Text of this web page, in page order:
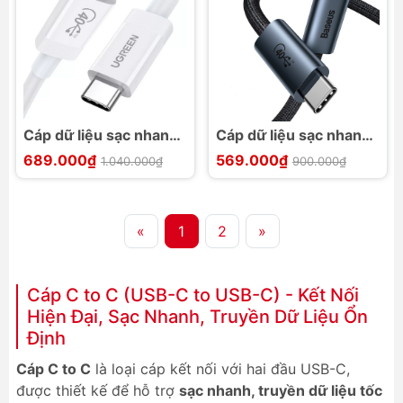
Cáp dữ liệu sạc nhanh
C to C Ugreen US506
USB4 40Gbps
689.000₫ 1.040.000₫
Cáp dữ liệu sạc nhanh
Baseus Flash Series
USB4 100W 40Gbps
569.000₫ 900.000₫
« 1 2 »
Cáp C to C (USB-C to USB-C) - Kết Nối
Hiện Đại, Sạc Nhanh, Truyền Dữ Liệu Ổn
Định
Cáp C to C là loại cáp kết nối với hai đầu USB-C,
được thiết kế để hỗ trợ sạc nhanh, truyền dữ liệu tốc